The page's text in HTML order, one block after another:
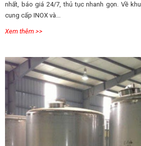
nhất, báo giá 24/7, thủ tục nhanh gọn. Về
cung cấp INOX và...
Xem thêm >>